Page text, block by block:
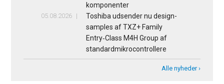
komponenter
05.08.2026
Toshiba udsender nu design-
samples af TXZ+ Family
Entry‑Class M4H Group af
standardmikrocontrollere
Alle nyheder ›